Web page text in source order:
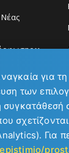
Νέας
ϗ
Αθηνών
για
των
Για